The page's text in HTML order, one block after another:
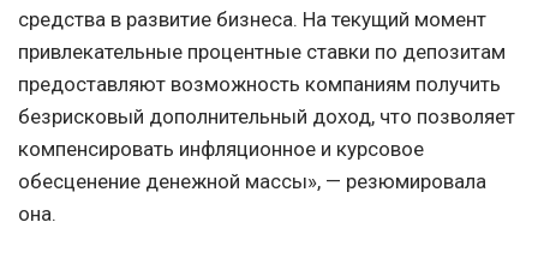
средства в развитие бизнеса. На текущий момент
привлекательные процентные ставки по депозитам
предоставляют возможность компаниям получить
безрисковый дополнительный доход, что позволяет
компенсировать инфляционное и курсовое
обесценение денежной массы», — резюмировала
она.